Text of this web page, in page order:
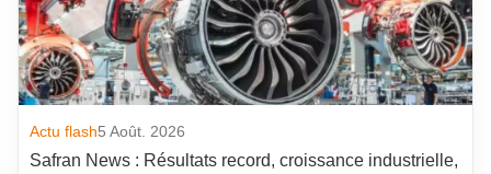
Actu flash5 Août. 2026
Safran News : Résultats record, croissance industrielle,